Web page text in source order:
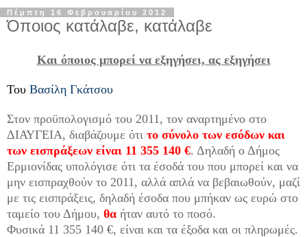
Πέμπτη 16 Φεβρουαρίου 2012
Όποιος κατάλαβε, κατάλαβε
Και όποιος μπορεί να εξηγήσει, ας εξηγήσει
Του Βασίλη Γκάτσου
Στον προϋπολογισμό του 2011, τον αναρτημένο στο
ΔΙΑΥΓΕΙΑ, διαβάζουμε ότι το σύνολο των εσόδων και
των εισπράξεων είναι 11 355 140 €. Δηλαδή ο Δήμος
Ερμιονίδας υπολόγισε ότι τα έσοδά του που μπορεί και να
μην εισπραχθούν το 2011, αλλά απλά να βεβαιωθούν, μαζί
με τις εισπράξεις, δηλαδή έσοδα που μπήκαν ως ευρώ στο
ταμείο του Δήμου, θα ήταν αυτό το ποσό.
Φυσικά 11 355 140 €, είναι και τα έξοδα και οι πληρωμές.